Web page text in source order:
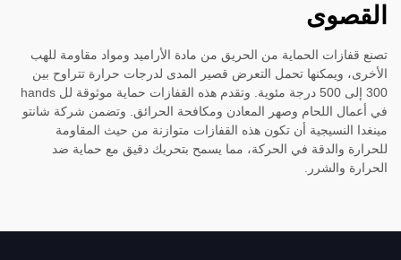
القصوى
تصنع قفازات الحماية من الحريق من مادة الأراميد ومواد مقاومة للهب
الأخرى، ويمكنها تحمل التعرض قصير المدى لدرجات حرارة تتراوح بين
300 إلى 500 درجة مئوية. وتقدم هذه القفازات حماية موثوقة لل hands
في أعمال اللحام وصهر المعادن ومكافحة الحرائق. وتضمن شركة شانتو
مينغدا النسيجية أن تكون هذه القفازات متوازنة من حيث المقاومة
للحرارة والدقة في الحركة، مما يسمح بتحريك دقيق مع حماية ضد
الحرارة والشرر.